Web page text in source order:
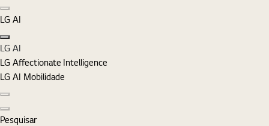
Diapositivo seguinte
LG AI
Fechar
LG AI
LG Affectionate Intelligence
LG AI Mobilidade
Diapositivo seguinte
Pesquisar